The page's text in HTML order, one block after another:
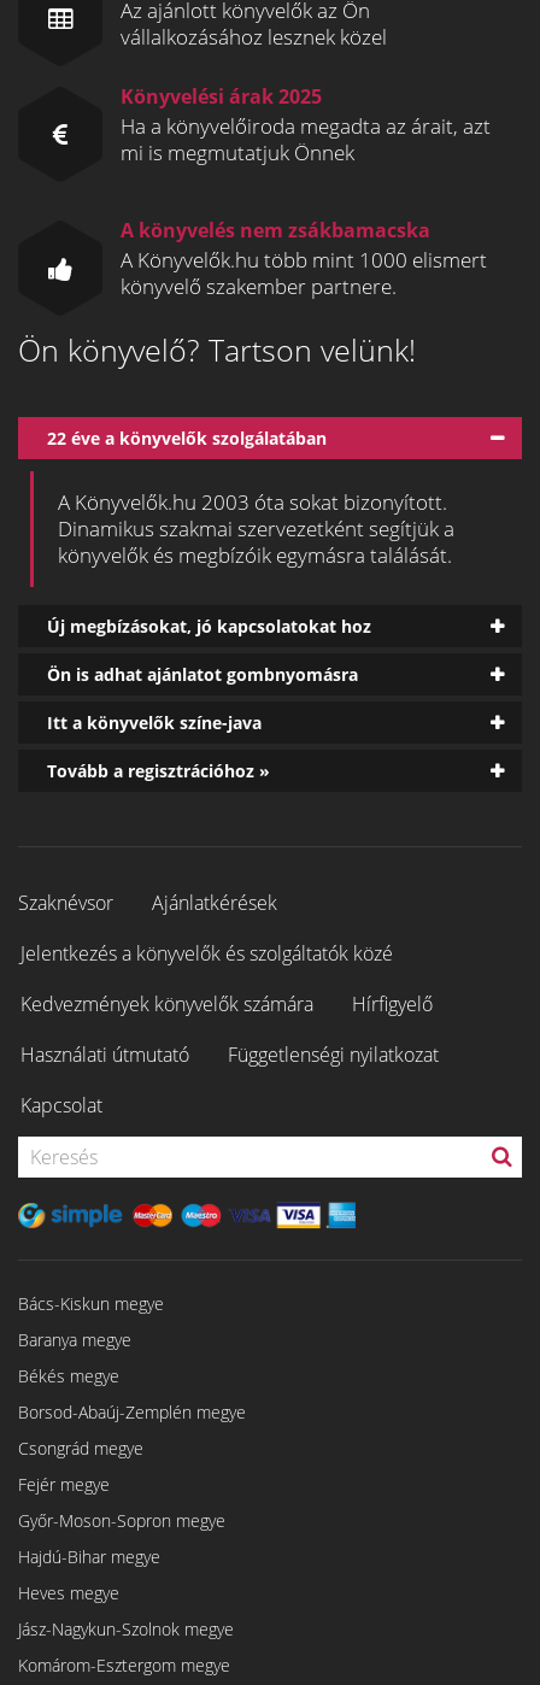
Az ajánlott könyvelők az Ön
vállalkozásához lesznek közel
Könyvelési árak 2025
Ha a könyvelőiroda megadta az árait, azt
mi is megmutatjuk Önnek
A könyvelés nem zsákbamacska
A Könyvelők.hu több mint 1000 elismert
könyvelő szakember partnere.
Ön könyvelő? Tartson velünk!
22 éve a könyvelők szolgálatában
A Könyvelők.hu 2003 óta sokat bizonyított.
Dinamikus szakmai szervezetként segítjük a
könyvelők és megbízóik egymásra találását.
Új megbízásokat, jó kapcsolatokat hoz
Ön is adhat ajánlatot gombnyomásra
Itt a könyvelők színe-java
Tovább a regisztrációhoz »
Szaknévsor
Ajánlatkérések
Jelentkezés a könyvelők és szolgáltatók közé
Kedvezmények könyvelők számára
Hírfigyelő
Használati útmutató
Függetlenségi nyilatkozat
Kapcsolat
Bács-Kiskun megye
Baranya megye
Békés megye
Borsod-Abaúj-Zemplén megye
Csongrád megye
Fejér megye
Győr-Moson-Sopron megye
Hajdú-Bihar megye
Heves megye
Jász-Nagykun-Szolnok megye
Komárom-Esztergom megye